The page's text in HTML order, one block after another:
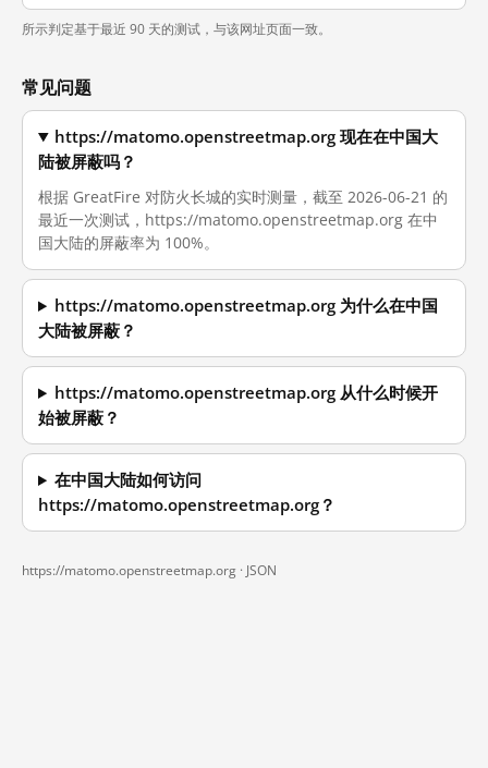
所示判定基于最近 90 天的测试，与该网址页面一致。
常见问题
https://matomo.openstreetmap.org 现在在中国大
陆被屏蔽吗？
根据 GreatFire 对防火长城的实时测量，截至 2026-06-21 的
最近一次测试，https://matomo.openstreetmap.org 在中
国大陆的屏蔽率为 100%。
https://matomo.openstreetmap.org 为什么在中国
大陆被屏蔽？
https://matomo.openstreetmap.org 从什么时候开
始被屏蔽？
在中国大陆如何访问
https://matomo.openstreetmap.org？
https://matomo.openstreetmap.org · JSON